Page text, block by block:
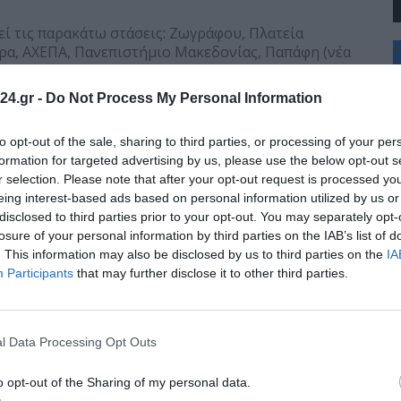
- Do Not Process My Personal Information
opt-out of the sale, sharing to third parties, or processing of your
for targeted advertising by us, please use the below opt-out
selection. Please note that after your opt-out request is processed
interest-based ads based on personal information utilized by us
to third parties prior to your opt-out. You may separately
of your personal information by third parties on the IAB’s list of
This information may also be disclosed by us to third parties on the
Participants that may further disclose it to other third parties.
Data Processing Opt Outs
opt-out of the Sharing of my personal data.
τις παρακάτω στάσεις: Ζωγράφου, Πλατεία
ΑΧΕΠΑ, Πανεπιστήμιο Μακεδονίας, Παπάφη (νέα
Μπότσαρη και 25ης Μαρτίου.
οι λεωφορειακές γραμμές:
σύμφωνη γνώμη των εργαζομένων, προχωρά σε
σταθμαρχών για όλο το χρονικό διάστημα που
φάση αποτελεί κρίσιμο στάδιο για την
τηνΚαλαμαριάκαι τη συνολική αναβάθμιση
+
°